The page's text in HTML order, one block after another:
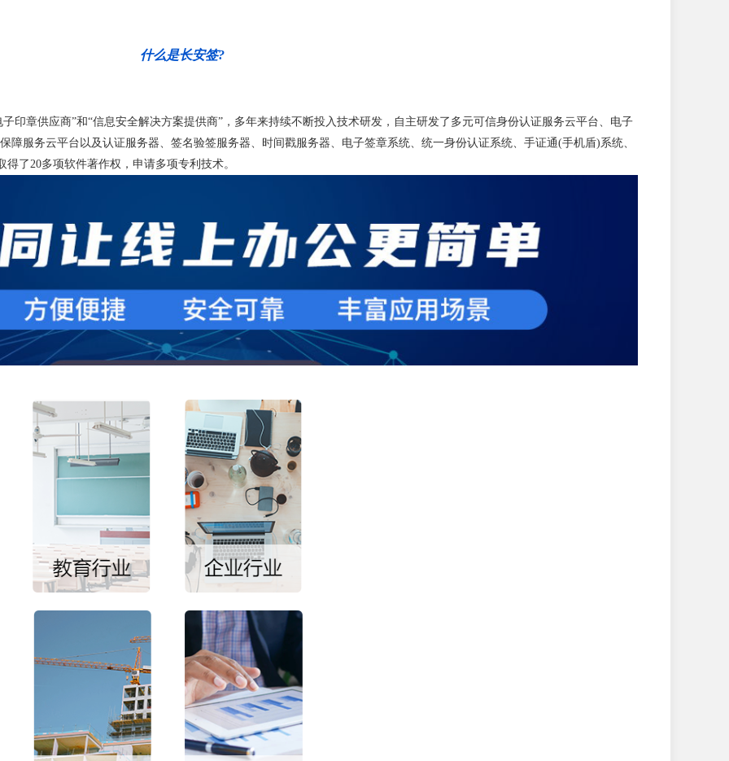
什么是长安签?
印章供应商”和“信息安全解决方案提供商”，多年来持续不断投入技术研发，自主研发了多元可信身份认证服务云平台、电子
障服务云平台以及认证服务器、签名验签服务器、时间戳服务器、电子签章系统、统一身份认证系统、手证通(手机盾)系统、
了20多项软件著作权，申请多项专利技术。